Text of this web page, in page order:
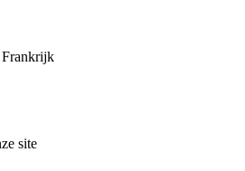
site